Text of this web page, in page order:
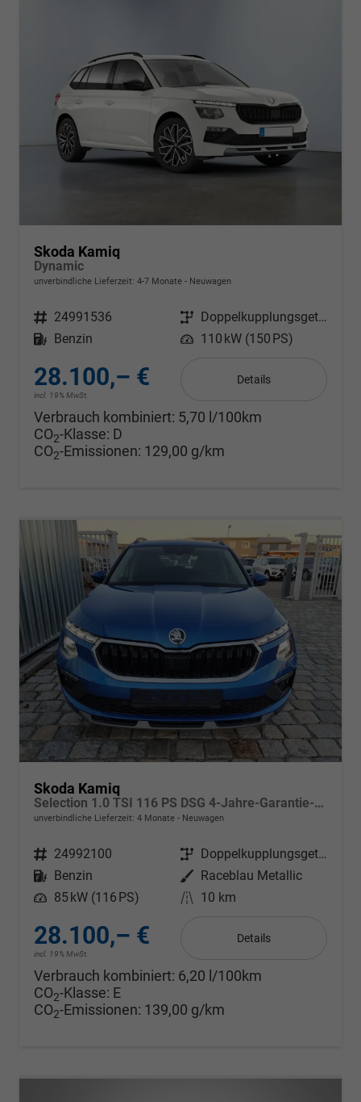
Skoda Kamiq
Dynamic
unverbindliche Lieferzeit: 4-7 Monate Neuwagen
Fahrzeugnr. 24991536 Getriebe
Doppelkupplungsgetriebe (DSG)
Kraftstoff
Benzin Leistung 110 kW (150 PS)
28.100,– €
incl. 19% MwSt.
Details
Verbrauch kombiniert: 5,70 l/100km
CO2-Klasse: D
CO2-Emissionen: 129,00 g/km
Skoda Kamiq
Selection 1.0 TSI 116 PS DSG 4-Jahre-Garantie--Kessy-16" Alu-2-Zonen-Climatronic-Anhängerkupplung schwenkbar-Tempomat-LED-AppleCarPlay-AndroidAuto-Rückfahrkamera-2xPDC
unverbindliche Lieferzeit: 4 Monate Neuwagen
Fahrzeugnr. 24992100 Getriebe
Doppelkupplungsgetriebe (DSG)
Kraftstoff
Benzin Außenfarbe
Raceblau Metallic
Leistung 85 kW (116 PS) Kilometerstand 10 km
28.100,– €
incl. 19% MwSt.
Details
Verbrauch kombiniert: 6,20 l/100km
CO2-Klasse: E
CO2-Emissionen: 139,00 g/km